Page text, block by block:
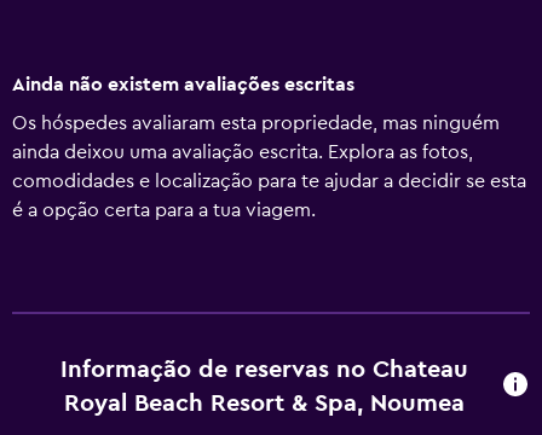
Ainda não existem avaliações escritas
Os hóspedes avaliaram esta propriedade, mas ninguém
ainda deixou uma avaliação escrita. Explora as fotos,
comodidades e localização para te ajudar a decidir se esta
é a opção certa para a tua viagem.
Informação de reservas no Chateau
Royal Beach Resort & Spa, Noumea